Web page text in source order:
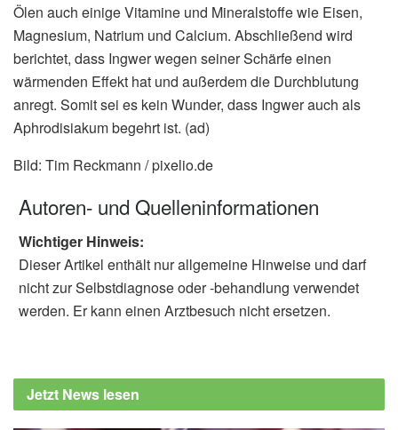
Ölen auch einige Vitamine und Mineralstoffe wie Eisen,
Magnesium, Natrium und Calcium. Abschließend wird
berichtet, dass Ingwer wegen seiner Schärfe einen
wärmenden Effekt hat und außerdem die Durchblutung
anregt. Somit sei es kein Wunder, dass Ingwer auch als
Aphrodisiakum begehrt ist. (ad)
Bild: Tim Reckmann / pixelio.de
Autoren- und Quelleninformationen
Wichtiger Hinweis:
Dieser Artikel enthält nur allgemeine Hinweise und darf
nicht zur Selbstdiagnose oder -behandlung verwendet
werden. Er kann einen Arztbesuch nicht ersetzen.
Jetzt News lesen